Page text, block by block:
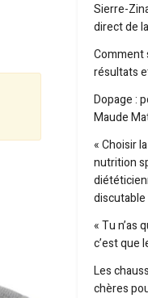
Sierre-
direct de
Comment
résultats
Dopage :
Maude
« Choisir
nutrition
discutable
« Tu n’as
c’est que
Les
chères